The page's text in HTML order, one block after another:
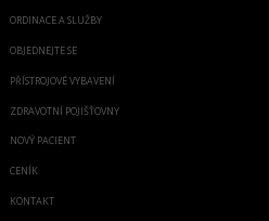
ORDINACE A SLUŽBY
OBJEDNEJTE SE
PŘÍSTROJOVÉ VYBAVENÍ
ZDRAVOTNÍ POJIŠŤOVNY
NOVÝ PACIENT
CENÍK
KONTAKT